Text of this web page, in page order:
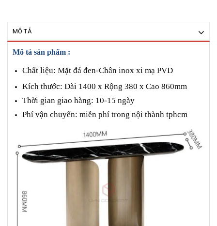
MÔ TẢ
Mô tả sản phẩm :
Chất liệu: Mặt đá đen-Chân inox xi mạ PVD
Kích thước: Dài 1400 x Rộng 380 x Cao 860mm
Thời gian giao hàng: 10-15 ngày
Phí vận chuyển: miễn phí trong nội thành tphcm